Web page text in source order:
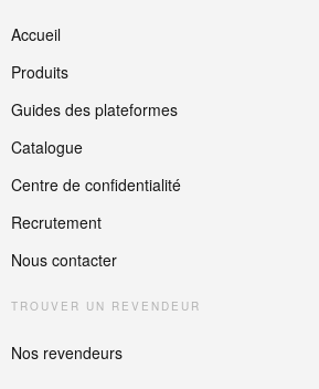
Accueil
Produits
Guides des plateformes
Catalogue
Centre de confidentialité
Recrutement
Nous contacter
TROUVER UN REVENDEUR
Nos revendeurs